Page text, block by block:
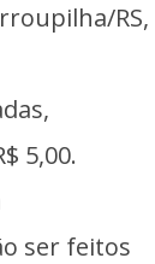
RS,
5,00.
ser feitos